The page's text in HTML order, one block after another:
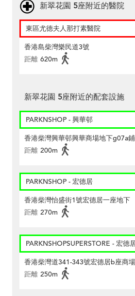
新翠花園 5座附近的醫院
東區尤德夫人那打素醫院
香港島柴灣樂民道3號
距離 620m
新翠花園 5座附近的配套設施
PARKNSHOP - 興華邨
香港柴灣興華邨興華商場地下g07a鋪
距離 200m
PARKNSHOP - 宏德居
香港柴灣怡盛街1號宏德居一座地下
距離 270m
PARKNSHOPSUPERSTORE - 宏德
香港柴灣道341-343號宏德居b座商
距離 250m